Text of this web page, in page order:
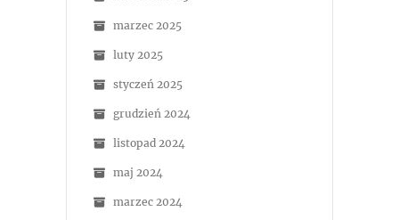
marzec 2025
luty 2025
styczeń 2025
grudzień 2024
listopad 2024
maj 2024
marzec 2024